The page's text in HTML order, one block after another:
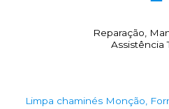
Reparação,
Assistência
Limpa chaminés Monção,